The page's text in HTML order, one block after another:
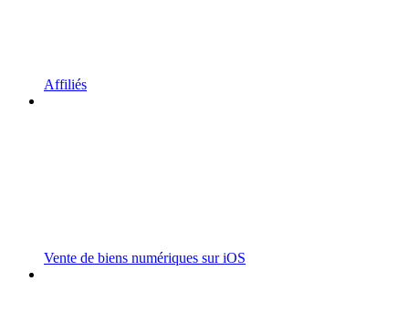
Affiliés
Vente de biens numériques sur iOS